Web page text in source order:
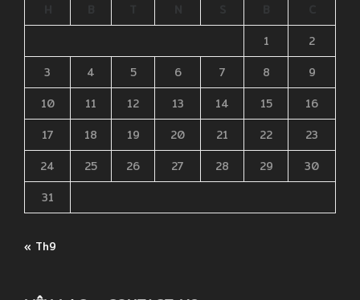
1
2
3
4 5 6 7 8
9
10
11 12 13 14 15
16
17
18 19 20 21 22
23
24
25 26 27 28 29
30
31
« Th9